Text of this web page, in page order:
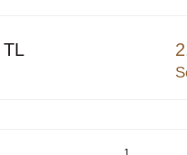
TL